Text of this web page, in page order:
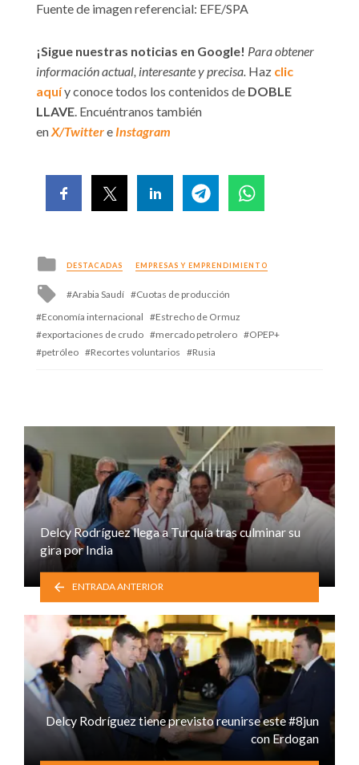
Fuente de imagen referencial: EFE/SPA
¡Sigue nuestras noticias en Google! Para obtener
información actual, interesante y precisa. Haz clic
aquíy conoce todos los contenidos de DOBLE
LLAVE. Encuéntranos también
enX/Twittere Instagram
Posted
in
DESTACADAS EMPRESAS Y EMPRENDIMIENTO
Tagged
with
Arabia Saudí
Cuotas de producción
Economía internacional
Estrecho de Ormuz
exportaciones de crudo
mercado petrolero
OPEP+
petróleo
Recortes voluntarios Rusia
Delcy Rodríguez llega a Turquía tras culminar su
gira por India
ENTRADA ANTERIOR
Delcy Rodríguez tiene previsto reunirse este #8jun
con Erdogan